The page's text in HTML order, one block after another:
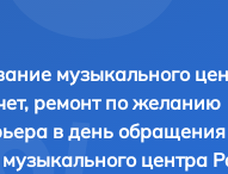
музыкального
ремонт по желанию
в день обращения
центра